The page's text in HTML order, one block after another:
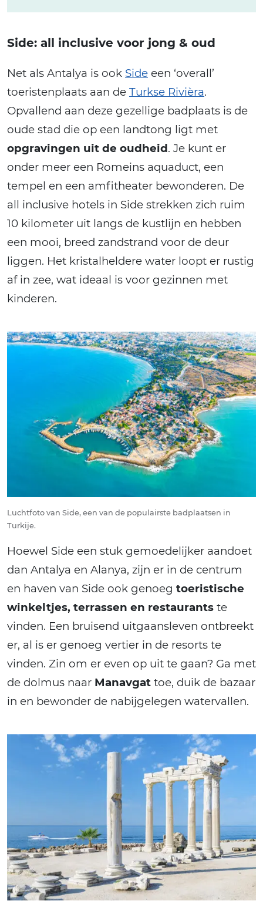
Side: all inclusive voor jong & oud
Net als Antalya is ook Side een ‘overall’
toeristenplaats aan de Turkse Rivièra.
Opvallend aan deze gezellige badplaats is de
oude stad die op een landtong ligt met
opgravingen uit de oudheid. Je kunt er
onder meer een Romeins aquaduct, een
tempel en een amfitheater bewonderen. De
all inclusive hotels in Side strekken zich ruim
10 kilometer uit langs de kustlijn en hebben
een mooi, breed zandstrand voor de deur
liggen. Het kristalheldere water loopt er rustig
af in zee, wat ideaal is voor gezinnen met
kinderen.
Luchtfoto van Side, een van de populairste badplaatsen in
Turkije.
Hoewel Side een stuk gemoedelijker aandoet
dan Antalya en Alanya, zijn er in de centrum
en haven van Side ook genoeg toeristische
winkeltjes, terrassen en restaurants te
vinden. Een bruisend uitgaansleven ontbreekt
er, al is er genoeg vertier in de resorts te
vinden. Zin om er even op uit te gaan? Ga met
de dolmus naar Manavgat toe, duik de bazaar
in en bewonder de nabijgelegen watervallen.